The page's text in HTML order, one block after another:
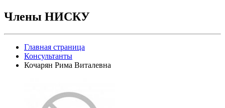
Члены НИСКУ
Главная страница
Консультанты
Кочарян Рима Виталевна